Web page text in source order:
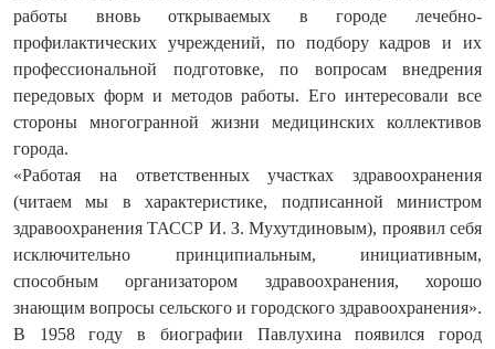
работы вновь открываемых в городе лечебно-
профилактических учреждений, по подбору кадров и их
профессиональной подготовке, по вопросам внедрения
передовых форм и методов работы. Его интересовали все
стороны многогранной жизни медицинских коллективов
города.
«Работая на ответственных участках здравоохранения
(читаем мы в характеристике, подписанной министром
здравоохранения ТАССР И. З. Мухутдиновым), проявил себя
исключительно принципиальным, инициативным,
способным организатором здравоохранения, хорошо
знающим вопросы сельского и городского здравоохранения».
В 1958 году в биографии Павлухина появился город